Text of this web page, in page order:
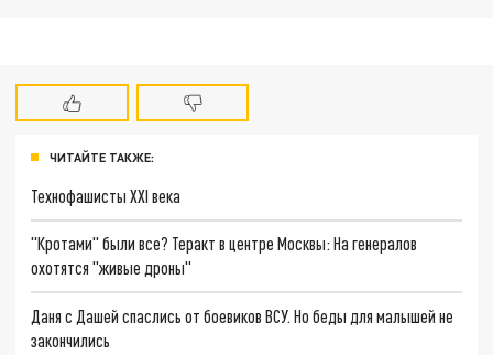
ЧИТАЙТЕ ТАКЖЕ:
Технофашисты XXI века
"Кротами" были все? Теракт в центре Москвы: На генералов
охотятся "живые дроны"
Даня с Дашей спаслись от боевиков ВСУ. Но беды для малышей не
закончились